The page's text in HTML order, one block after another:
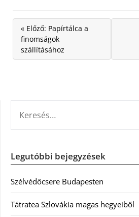
« Előző: Papírtálca a
finomságok
szállításához
Legutóbbi bejegyzések
Szélvédőcsere Budapesten
Tátratea Szlovákia magas hegyeiből